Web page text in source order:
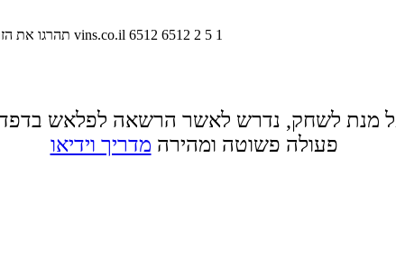
תהרגו את vins.co.il 6512 6512 2 5 1
מנת לשחק, נדרש לאשר הרשאה לפלאש
פעולה פשוטה ומהירה מדריך וידיאו